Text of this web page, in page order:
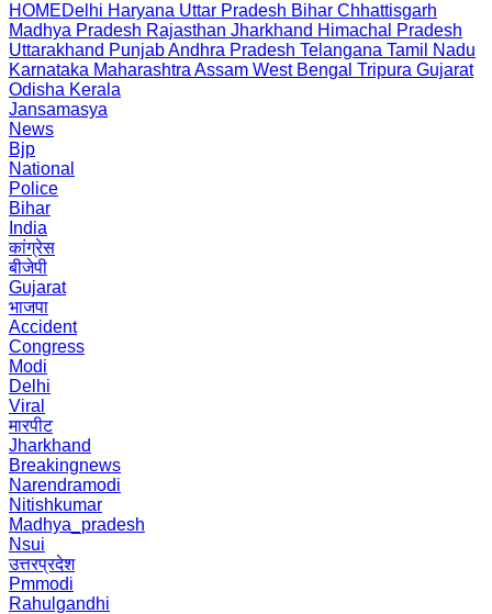
HOMEDelhi Haryana Uttar Pradesh Bihar Chhattisgarh
Madhya Pradesh Rajasthan Jharkhand Himachal Pradesh
Uttarakhand PunjabAndhra Pradesh Telangana Tamil Nadu
Karnataka Maharashtra Assam West Bengal Tripura Gujarat
Odisha Kerala
Jansamasya
News
Bjp
National
Police
Bihar
India
कांग्रेस
बीजेपी
Gujarat
भाजपा
Accident
Congress
Modi
Delhi
Viral
मारपीट
Jharkhand
Breakingnews
Narendramodi
Nitishkumar
Madhya_pradesh
Nsui
उत्तरप्रदेश
Pmmodi
Rahulgandhi